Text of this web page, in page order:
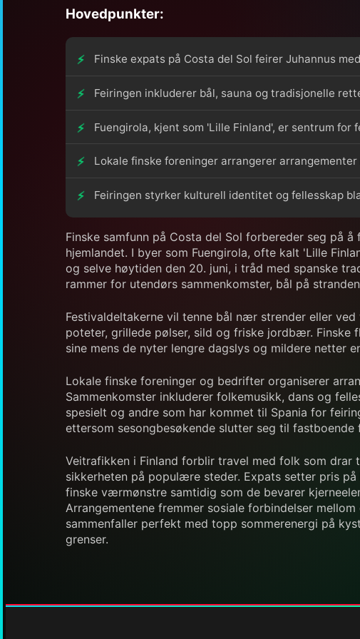
Hovedpunkter:
Finske expats på Costa del Sol feirer Juhannus
Feiringen inkluderer bål, sauna og tradisjonelle
Fuengirola, kjent som 'Lille Finland', er sentrum for
Lokale finske foreninger arrangerer arrangementer
Feiringen styrker kulturell identitet og fellesskap
Finske samfunn på Costa del Sol forbereder seg på
hjemlandet. I byer som Fuengirola, ofte kalt 'Lille
og selve høytiden den 20. juni, i tråd med spanske
rammer for utendørs sammenkomster, bål på
Festivaldeltakerne vil tenne bål nær strender eller
poteter, grillede pølser, sild og friske jordbær. Finske
sine mens de nyter lengre dagslys og mildere netter
Lokale finske foreninger og bedrifter organiserer
Sammenkomster inkluderer folkemusikk, dans og
spesielt og andre som har kommet til Spania for
ettersom sesongbesøkende slutter seg til fastboende
Veitrafikken i Finland forblir travel med folk som drar
sikkerheten på populære steder. Expats setter pris
finske værmønstre samtidig som de bevarer
Arrangementene fremmer sosiale forbindelser
sammenfaller perfekt med topp sommerenergi på
grenser.